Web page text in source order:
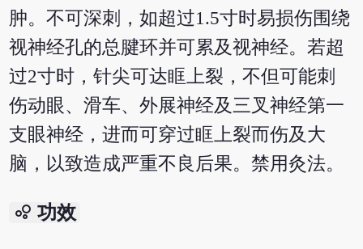
肿。不可深刺，如超过1.5寸时易损伤围绕
视神经孔的总腱环并可累及视神经。若超
过2寸时，针尖可达眶上裂，不但可能刺
伤动眼、滑车、外展神经及三叉神经第一
支眼神经，进而可穿过眶上裂而伤及大
脑，以致造成严重不良后果。禁用灸法。
bubble_chart 功效